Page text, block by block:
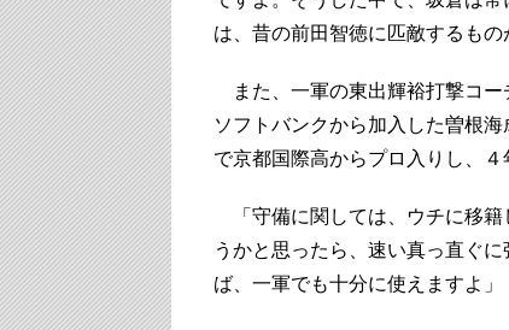
は、昔の前田智徳に匹敵するもの
また、一軍の東出輝裕打撃コー
ソフトバンクから加入した曽根
で京都国際高からプロ入りし、
「守備に関しては、ウチに移籍
うかと思ったら、速い真っ直ぐ
ば、一軍でも十分に使えますよ」